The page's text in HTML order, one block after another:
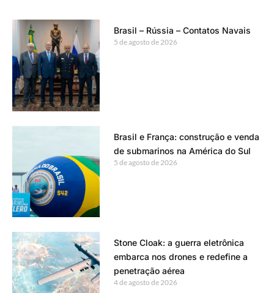
Brasil – Rússia – Contatos Navais
5 de agosto de 2026
Brasil e França: construção e venda
de submarinos na América do Sul
5 de agosto de 2026
Stone Cloak: a guerra eletrônica
embarca nos drones e redefine a
penetração aérea
4 de agosto de 2026